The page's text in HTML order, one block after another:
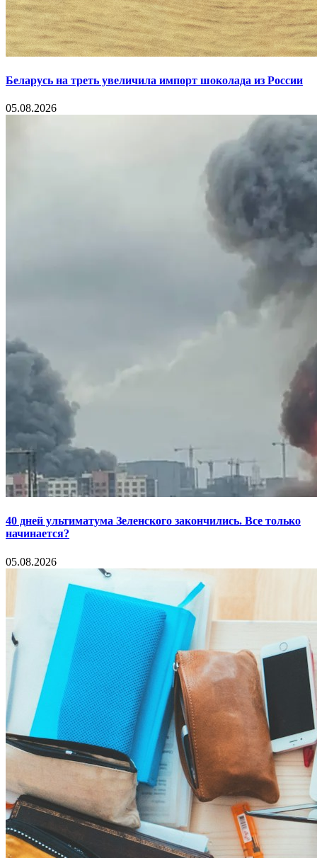
Беларусь на треть увеличила импорт шоколада из России
05.08.2026
40 дней ультиматума Зеленского закончились. Все только
начинается?
05.08.2026